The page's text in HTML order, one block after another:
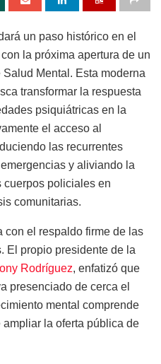
un paso histórico en el
la próxima apertura de un
Mental. Esta moderna
transformar la respuesta
psiquiátricas en la
el acceso al
las recurrentes
y aliviando la
cuerpos policiales en
comunitarias.
con el respaldo firme de las
El propio presidente de la
Rodríguez, enfatizó que
presenciado de cerca el
mental comprende
la oferta pública de